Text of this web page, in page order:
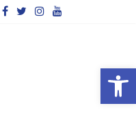
Barra de Ferramentas Aberta